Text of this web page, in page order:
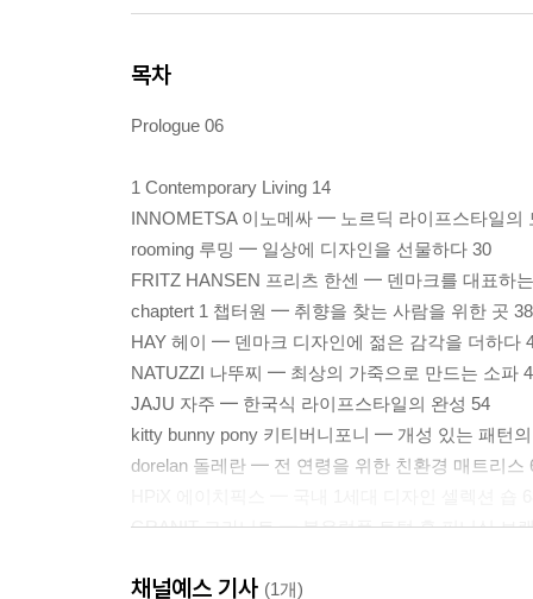
목차
Prologue 06
1 Contemporary Living 14
INNOMETSA 이노메싸 ━ 노르딕 라이프스타일의
rooming 루밍 ━ 일상에 디자인을 선물하다 30
FRITZ HANSEN 프리츠 한센 ━ 덴마크를 대표하
chaptert 1 챕터원 ━ 취향을 찾는 사람을 위한 곳 38
HAY 헤이 ━ 덴마크 디자인에 젊은 감각을 더하다
NATUZZI 나뚜찌 ━ 최상의 가죽으로 만드는 소파
JAJU 자주 ━ 한국식 라이프스타일의 완성 54
kitty bunny pony 키티버니포니 ━ 개성 있는 패턴
dorelan 돌레란 ━ 전 연령을 위한 친환경 매트리스
GRANIT 그라니트 ━ 북유럽풍 토털 홈 퍼니싱 브
無印良品 무인양품 ━ 단순함으로 완성하는 토털
채널예스 기사 (1개)